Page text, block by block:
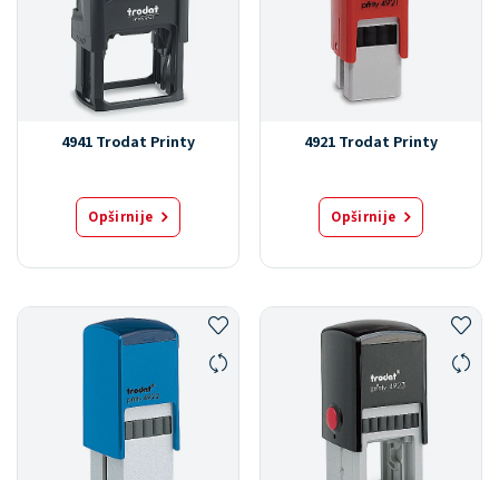
4941 Trodat Printy
Opširnije
4921 Trodat Printy
Opširnije